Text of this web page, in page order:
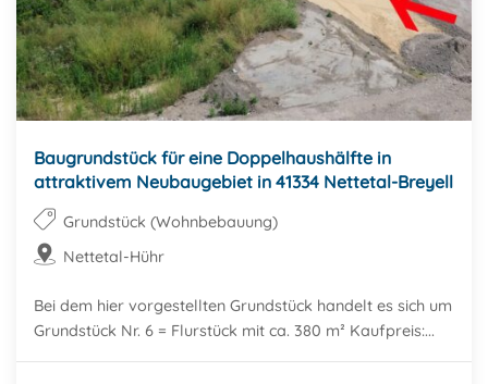
Baugrundstück für eine Doppelhaushälfte in
attraktivem Neubaugebiet in 41334 Nettetal-Breyell
Grundstück (Wohnbebauung)
Nettetal-Hühr
Bei dem hier vorgestellten Grundstück handelt es sich um
Grundstück Nr. 6 = Flurstück mit ca. 380 m² Kaufpreis:...